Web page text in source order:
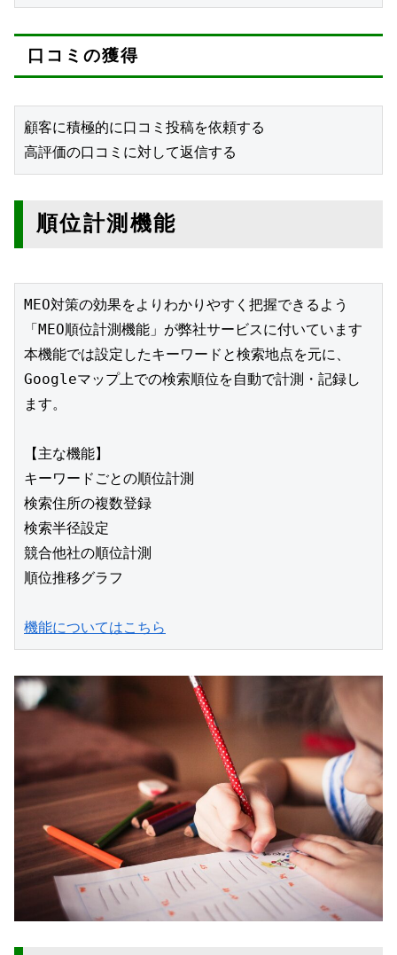
口コミの獲得
顧客に積極的に口コミ投稿を依頼する
高評価の口コミに対して返信する
順位計測機能
MEO対策の効果をよりわかりやすく把握できるよう
「MEO順位計測機能」が弊社サービスに付いています
本機能では設定したキーワードと検索地点を元に、
Googleマップ上での検索順位を自動で計測・記録し
ます。
【主な機能】
キーワードごとの順位計測
検索住所の複数登録
検索半径設定
競合他社の順位計測
順位推移グラフ
機能についてはこちら